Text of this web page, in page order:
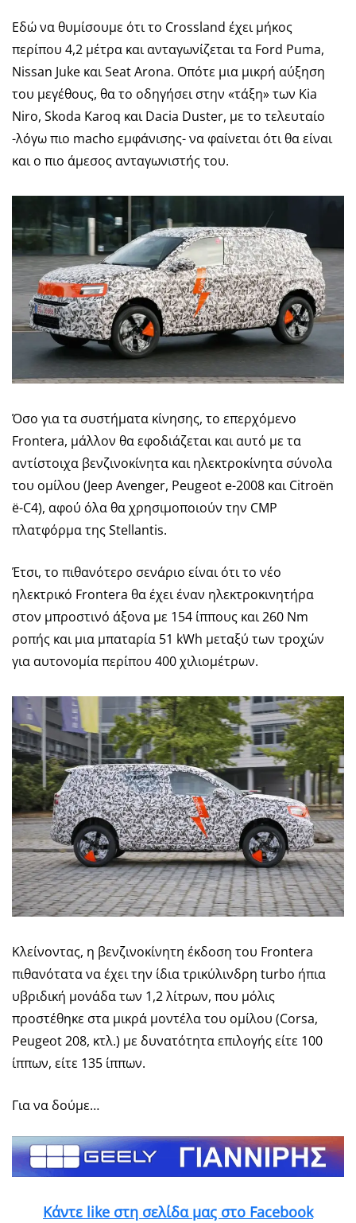
Εδώ να θυμίσουμε ότι το Crossland έχει μήκος
περίπου 4,2 μέτρα και ανταγωνίζεται τα Ford Puma,
Nissan Juke και Seat Arona. Οπότε μια μικρή αύξηση
του μεγέθους, θα το οδηγήσει στην «τάξη» των Kia
Niro, Skoda Karoq και Dacia Duster, με το τελευταίο
-λόγω πιο macho εμφάνισης- να φαίνεται ότι θα είναι
και ο πιο άμεσος ανταγωνιστής του.
Όσο για τα συστήματα κίνησης, το επερχόμενο
Frontera, μάλλον θα εφοδιάζεται και αυτό με τα
αντίστοιχα βενζινοκίνητα και ηλεκτροκίνητα σύνολα
του ομίλου (Jeep Avenger, Peugeot e-2008 και Citroën
ë-C4), αφού όλα θα χρησιμοποιούν την CMP
πλατφόρμα της Stellantis.
Έτσι, το πιθανότερο σενάριο είναι ότι το νέο
ηλεκτρικό Frontera θα έχει έναν ηλεκτροκινητήρα
στον μπροστινό άξονα με 154 ίππους και 260 Nm
ροπής και μια μπαταρία 51 kWh μεταξύ των τροχών
για αυτονομία περίπου 400 χιλιομέτρων.
Κλείνοντας, η βενζινοκίνητη έκδοση του Frontera
πιθανότατα να έχει την ίδια τρικύλινδρη turbo ήπια
υβριδική μονάδα των 1,2 λίτρων, που μόλις
προστέθηκε στα μικρά μοντέλα του ομίλου (Corsa,
Peugeot 208, κτλ.) με δυνατότητα επιλογής είτε 100
ίππων, είτε 135 ίππων.
Για να δούμε…
Κάντε like στη σελίδα μας στο Facebook